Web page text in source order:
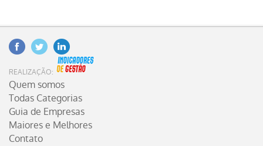
Facebook
Twitter
REALIZAÇÃO:
Quem somos
Todas Categorias
Guia de Empresas
Maiores e Melhores
Contato